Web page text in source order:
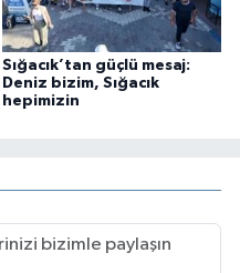
Sığacık’tan güçlü mesaj:
Deniz bizim, Sığacık
hepimizin